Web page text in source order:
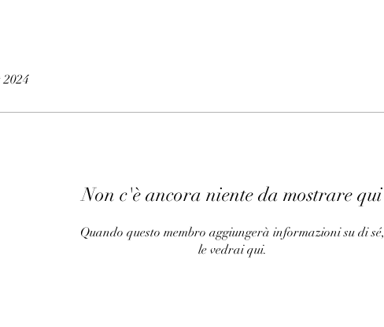
Non c'è ancora niente da mostrare qui
Quando questo membro aggiungerà informazioni su di sé,
le vedrai qui.